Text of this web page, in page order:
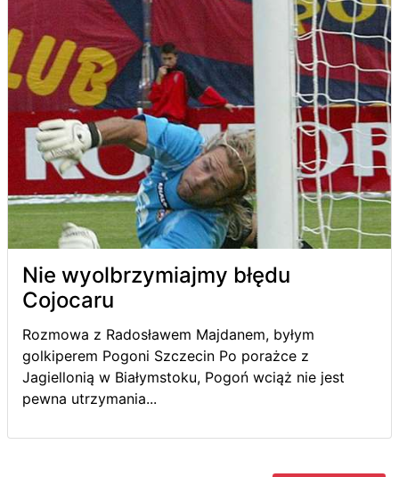
Nie wyolbrzymiajmy błędu
Cojocaru
Rozmowa z Radosławem Majdanem, byłym
golkiperem Pogoni Szczecin Po porażce z
Jagiellonią w Białymstoku, Pogoń wciąż nie jest
pewna utrzymania...